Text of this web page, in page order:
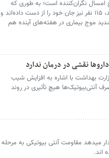
امسال نگران‌کننده است؛ به طوری که
اکنون ۸ استان کشور بالاتر از حد هشدار قرار دارند، ۱۱۵ نفر نیز جان خود را از دست داده‌اند و
موج بیماری در هفته‌های آینده هم
نقشی در درمان ندارد
بهداشت با اشاره به افزایش شیب
آنتی‌بیوتیک‌ها هیچ تأثیری در روند
مقاومت آنتی بیوتیکی به مرحله
اند.